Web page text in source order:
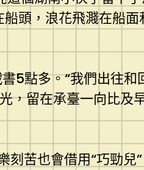
頭，浪花飛濺在船
5點多。“我們出往和
，留在承臺一向比及
苦也會借用“巧勁兒”